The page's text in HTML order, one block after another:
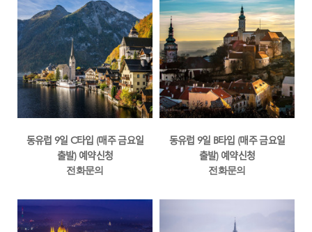
동유럽 9일 C타입 (매주 금요일
출발) 예약신청
전화문의
동유럽 9일 B타입 (매주 금요일
출발) 예약신청
전화문의